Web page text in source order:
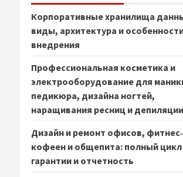
Корпоративные хранилища
виды, архитектура и
внедрения
Профессиональная косметика и
электрооборудование для
педикюра, дизайна ногтей,
наращивания ресниц и депиляции
Дизайн и ремонт офисов,
кофеен и общепита: полный
гарантии и отчетность